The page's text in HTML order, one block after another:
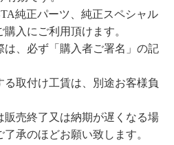
純正パーツ、純正スペシャル
入にご利用頂けます。
は、必ず「購入者ご署名」の記
る取付け工賃は、別途お客様負
販売終了又は納期が遅くなる場
承のほどお願い致します。